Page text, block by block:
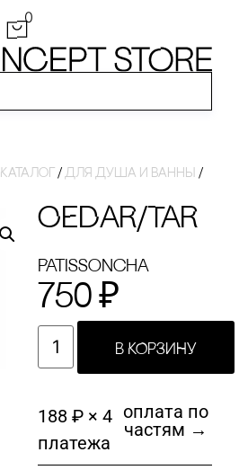
0
Каталог / для душа и ванны /
CEDAR/TAR
Patissoncha
750 ₽
В КОРЗИНУ
188 ₽ × 4
платежа
оплата по
частям →